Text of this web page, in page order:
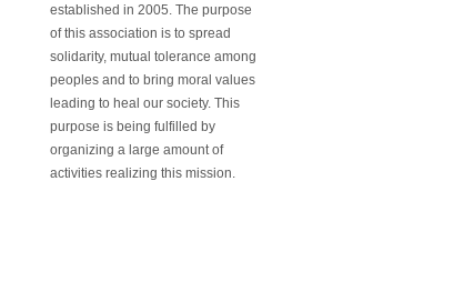
established in 2005. The purpose
of this association is to spread
solidarity, mutual tolerance among
peoples and to bring moral values
leading to heal our society. This
purpose is being fulfilled by
organizing a large amount of
activities realizing this mission.